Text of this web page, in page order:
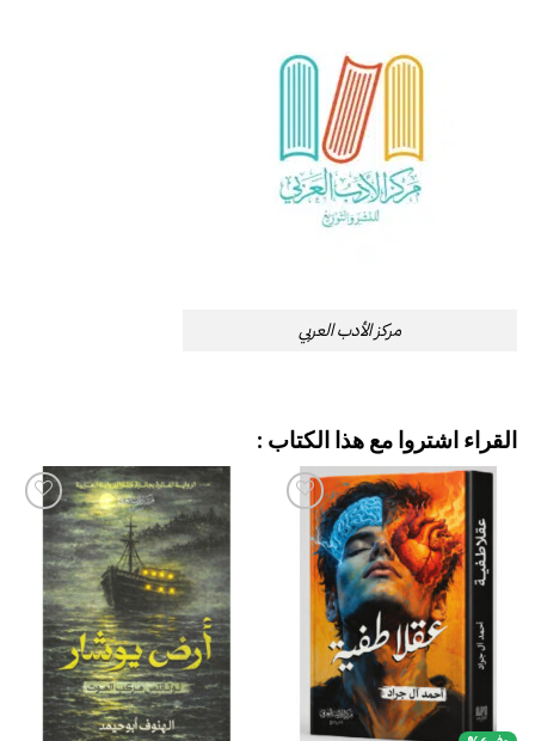
مركز الأدب العربي
القراء اشتروا مع هذا الكتاب :
إضافة
قائمة
الرغبات
إضافة
إلى
قائمة
الرغبات